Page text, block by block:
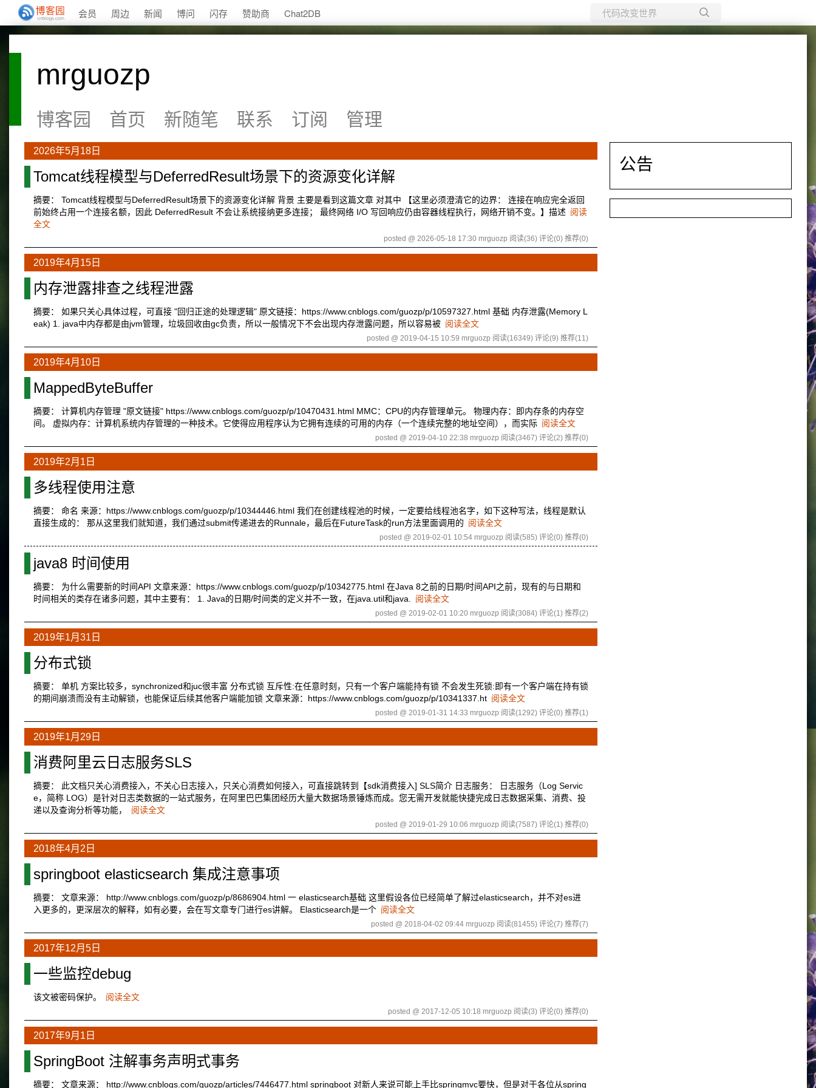
会员 周边 新闻 博问 闪存 赞助商 Chat2DB
所有博客
mrguozp
博客园 首页 新随笔 联系 订阅 管理
2026年5月18日
Tomcat线程模型与DeferredResult场景下的资源变化详解
摘要： Tomcat线程模型与DeferredResult场景下的资源变化详解 背景 主要是看到这篇文章 对其中 【这里必须澄清它的边界： 连接在响应完全返回
前始终占用一个连接名额，因此 DeferredResult 不会让系统接纳更多连接； 最终网络 I/O 写回响应仍由容器线程执行，网络开销不变。】描述 阅读
全文
posted @ 2026-05-18 17:30 mrguozp 阅读(36) 评论(0) 推荐(0)
2019年4月15日
内存泄露排查之线程泄露
摘要： 如果只关心具体过程，可直接 "回归正途的处理逻辑" 原文链接：https://www.cnblogs.com/guozp/p/10597327.html 基础 内存泄露(Memory L
eak) 1. java中内存都是由jvm管理，垃圾回收由gc负责，所以一般情况下不会出现内存泄露问题，所以容易被 阅读全文
posted @ 2019-04-15 10:59 mrguozp 阅读(16349) 评论(9) 推荐(11)
2019年4月10日
MappedByteBuffer
摘要： 计算机内存管理 "原文链接" https://www.cnblogs.com/guozp/p/10470431.html MMC：CPU的内存管理单元。 物理内存：即内存条的内存空
间。 虚拟内存：计算机系统内存管理的一种技术。它使得应用程序认为它拥有连续的可用的内存（一个连续完整的地址空间），而实际 阅读全文
posted @ 2019-04-10 22:38 mrguozp 阅读(3467) 评论(2) 推荐(0)
2019年2月1日
多线程使用注意
摘要： 命名 来源：https://www.cnblogs.com/guozp/p/10344446.html 我们在创建线程池的时候，一定要给线程池名字，如下这种写法，线程是默认
直接生成的： 那从这里我们就知道，我们通过submit传递进去的Runnale，最后在FutureTask的run方法里面调用的 阅读全文
posted @ 2019-02-01 10:54 mrguozp 阅读(585) 评论(0) 推荐(0)
java8 时间使用
摘要： 为什么需要新的时间API 文章来源：https://www.cnblogs.com/guozp/p/10342775.html 在Java 8之前的日期/时间API之前，现有的与日期和
时间相关的类存在诸多问题，其中主要有： 1. Java的日期/时间类的定义并不一致，在java.util和java.
阅读全文
posted @ 2019-02-01 10:20 mrguozp 阅读(3084) 评论(1) 推荐(2)
2019年1月31日
分布式锁
摘要： 单机 方案比较多，synchronized和juc很丰富 分布式锁 互斥性:在任意时刻，只有一个客户端能持有锁 不会发生死锁:即有一个客户端在持有锁
的期间崩溃而没有主动解锁，也能保证后续其他客户端能加锁 文章来源：https://www.cnblogs.com/guozp/p/10341337.ht 阅读全文
posted @ 2019-01-31 14:33 mrguozp 阅读(1292) 评论(0) 推荐(1)
2019年1月29日
消费阿里云日志服务SLS
摘要： 此文档只关心消费接入，不关心日志接入，只关心消费如何接入，可直接跳转到【sdk消费接入] SLS简介 日志服务： 日志服务（Log Servic
e，简称 LOG）是针对日志类数据的一站式服务，在阿里巴巴集团经历大量大数据场景锤炼而成。您无需开发就能快捷完成日志数据采集、消费、投
递以及查询分析等功能，
阅读全文
posted @ 2019-01-29 10:06 mrguozp 阅读(7587) 评论(1) 推荐(0)
2018年4月2日
springboot elasticsearch 集成注意事项
摘要： 文章来源： http://www.cnblogs.com/guozp/p/8686904.html 一 elasticsearch基础 这里假设各位已经简单了解过elasticsearch，并不对es进
入更多的，更深层次的解释，如有必要，会在写文章专门进行es讲解。 Elasticsearch是一个 阅读全文
posted @ 2018-04-02 09:44 mrguozp 阅读(81455) 评论(7) 推荐(7)
2017年12月5日
一些监控debug
该文被密码保护。 阅读全文
posted @ 2017-12-05 10:18 mrguozp 阅读(3) 评论(0) 推荐(0)
2017年9月1日
SpringBoot 注解事务声明式事务
摘要： 文章来源： http://www.cnblogs.com/guozp/articles/7446477.html springboot 对新人来说可能上手比springmvc要快，但是对于各位从spring
公告